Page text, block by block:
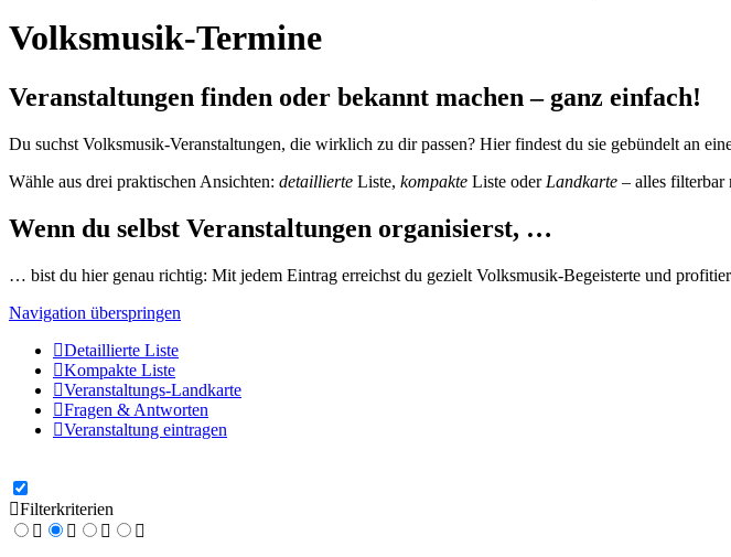
Volksmusik-Termine
Veranstaltungen finden oder bekannt machen – ganz einfach!
Du suchst Volksmusik-Veranstaltungen, die wirklich zu dir passen? Hier findest du sie gebündelt an
Wähle aus drei praktischen Ansichten: detaillierte Liste, kompakte Liste oder Landkarte – alles filterbar
Wenn du selbst Veranstaltungen organisierst, …
… bist du hier genau richtig: Mit jedem Eintrag erreichst du gezielt Volksmusik-Begeisterte und
Navigation überspringen
Detaillierte Liste
Kompakte Liste
Veranstaltungs-Landkarte
Fragen & Antworten
Veranstaltung eintragen
Filterkriterien